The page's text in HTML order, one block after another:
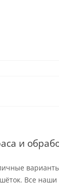
и
Все наши